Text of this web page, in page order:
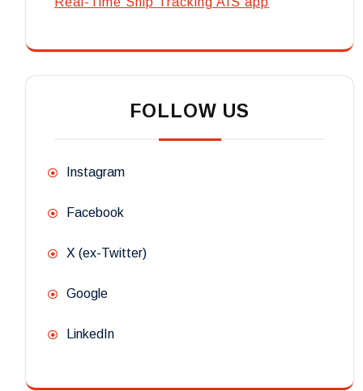
FOLLOW US
Instagram
Facebook
X (ex-Twitter)
Google
LinkedIn